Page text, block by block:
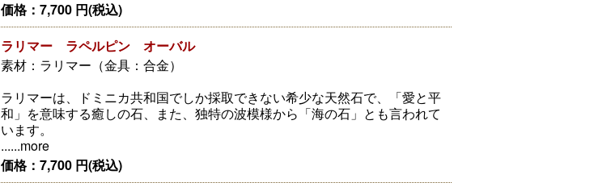
価格：7,700 円(税込)
ラリマー ラペルピン オーバル
素材：ラリマー（金具：合金）
ラリマーは、ドミニカ共和国でしか採取できない希少な天然石で、「愛と平
和」を意味する癒しの石、また、独特の波模様から「海の石」とも言われて
います。
......more
価格：7,700 円(税込)